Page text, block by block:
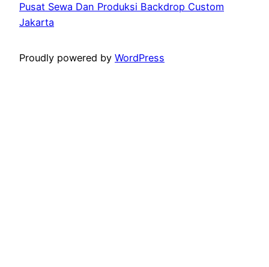
Pusat Sewa Dan Produksi Backdrop Custom
Jakarta
Proudly powered by WordPress